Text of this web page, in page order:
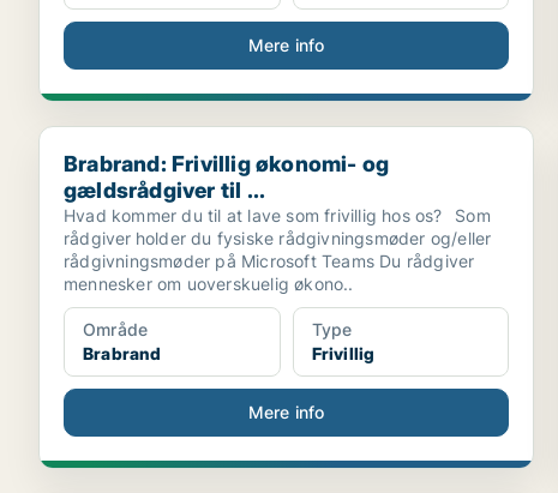
Mere info
Brabrand: Frivillig økonomi- og gældsrådgiver til ...
Brabrand: Frivillig økonomi- og
gældsrådgiver til ...
Hvad kommer du til at lave som frivillig hos os? Som
rådgiver holder du fysiske rådgivningsmøder og/eller
rådgivningsmøder på Microsoft Teams Du rådgiver
mennesker om uoverskuelig økono..
Område
Brabrand
Type
Frivillig
Mere info